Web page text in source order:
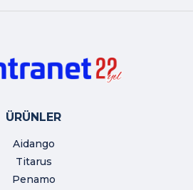
ÜRÜNLER
Aidango
Titarus
Penamo